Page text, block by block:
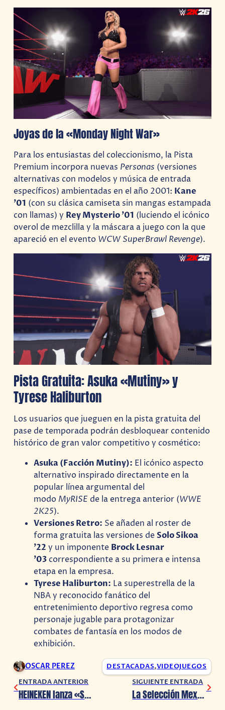
Joyas de la «Monday Night War»
Para los entusiastas del coleccionismo, la Pista
Premium incorpora nuevas Personas (versiones
alternativas con modelos y música de entrada
específicos) ambientadas en el año 2001: Kane
’01 (con su clásica camiseta sin mangas estampada
con llamas) y Rey Mysterio ’01 (luciendo el icónico
overol de mezclilla y la máscara a juego con la que
apareció en el evento WCW SuperBrawl Revenge).
Pista Gratuita: Asuka «Mutiny» y
Tyrese Haliburton
Los usuarios que jueguen en la pista gratuita del
pase de temporada podrán desbloquear contenido
histórico de gran valor competitivo y cosmético:
Asuka (Facción Mutiny): El icónico aspecto
alternativo inspirado directamente en la
popular línea argumental del
modo MyRISEde la entrega anterior (WWE
2K25).
Versiones Retro: Se añaden al roster de
forma gratuita las versiones deSolo Sikoa
’22 y un imponente Brock Lesnar
’03correspondiente a su primera e intensa
etapa en la empresa.
Tyrese Haliburton: La superestrella de la
NBA y reconocido fanático del
entretenimiento deportivo regresa como
personaje jugable para protagonizar
combates de fantasía en los modos de
exhibición.
OSCAR PEREZ DESTACADAS,VIDEOJUEGOS
ENTRADA ANTERIOR
HEINEKEN lanza «Se antoja Darle Play»
SIGUIENTE ENTRADA
La Selección Mexicana debuta en Roblox con el uniforme oficial para el Mundial 2026